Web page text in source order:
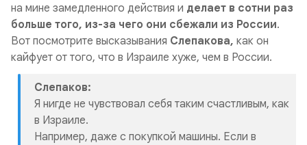
на мине замедленного действия и делает в сотни раз
больше того, из-за чего они сбежали из России.
Вот посмотрите высказывания Слепакова, как он
кайфует от того, что в Израиле хуже, чем в России.
Слепаков:
Я нигде не чувствовал себя таким счастливым, как
в Израиле.
Например, даже с покупкой машины. Если в